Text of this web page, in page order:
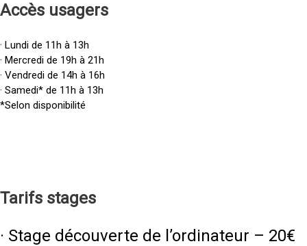
Accès usagers
· Lundi de 11h à 13h
· Mercredi de 19h à 21h
· Vendredi de 14h à 16h
· Samedi* de 11h à 13h
*Selon disponibilité
Tarifs stages
· Stage découverte de l’ordinateur – 20€